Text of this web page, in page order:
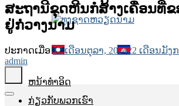
ຫນ້າທໍາອິດ
ກ່ຽວກັບພວກເຮົາ
ສະຖານີ​ຂຸດ​ຫີນ​ກໍ່ສ້າງ​ເຄື່ອນ​ທີ່​ຂ
ຢູ່​ກວາງ​ນາມ
ປະກາດເມື່ອ17 ເດືອນຕຸລາ, 202422 ເດືອນມັງ
admin